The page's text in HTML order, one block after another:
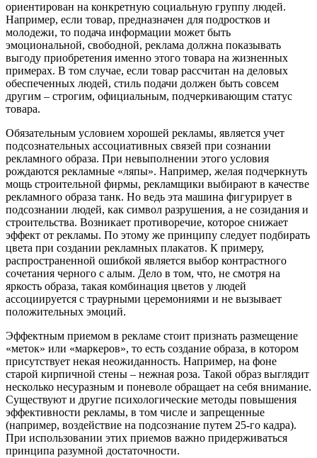
ориентирован на конкретную социальную группу людей.
Например, если товар, предназначен для подростков и
молодежи, то подача информации может быть
эмоциональной, свободной, реклама должна показывать
выгоду приобретения именно этого товара на жизненных
примерах. В том случае, если товар рассчитан на деловых
обеспеченных людей, стиль подачи должен быть совсем
другим – строгим, официальным, подчеркивающим статус
товара.
Обязательным условием хорошей рекламы, является учет
подсознательных ассоциативных связей при сознании
рекламного образа. При невыполнении этого условия
рождаются рекламные «ляпы». Например, желая подчеркнуть
мощь строительной фирмы, рекламщики выбирают в качестве
рекламного образа танк. Но ведь эта машина фигурирует в
подсознании людей, как символ разрушения, а не созидания и
строительства. Возникает противоречие, которое снижает
эффект от рекламы. По этому же принципу следует подбирать
цвета при создании рекламных плакатов. К примеру,
распространенной ошибкой является выбор контрастного
сочетания черного с алым. Дело в том, что, не смотря на
яркость образа, такая комбинация цветов у людей
ассоциируется с траурными церемониями и не вызывает
положительных эмоций.
Эффектным приемом в рекламе стоит признать размещение
«меток» или «маркеров», то есть создание образа, в котором
присутствует некая неожиданность. Например, на фоне
старой кирпичной стены – нежная роза. Такой образ выглядит
несколько несуразным и поневоле обращает на себя внимание.
Существуют и другие психологические методы повышения
эффективности рекламы, в том числе и запрещенные
(например, воздействие на подсознание путем 25-го кадра).
При использовании этих приемов важно придерживаться
принципа разумной достаточности.